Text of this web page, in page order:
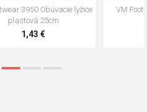
VM Footwear 3102 Šnúrky ploché